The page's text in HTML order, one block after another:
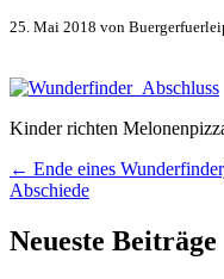
25. Mai 2018 von
Kinder richten
Artikel-
Navigation
← Ende eines
Abschiede
Neueste Beiträge